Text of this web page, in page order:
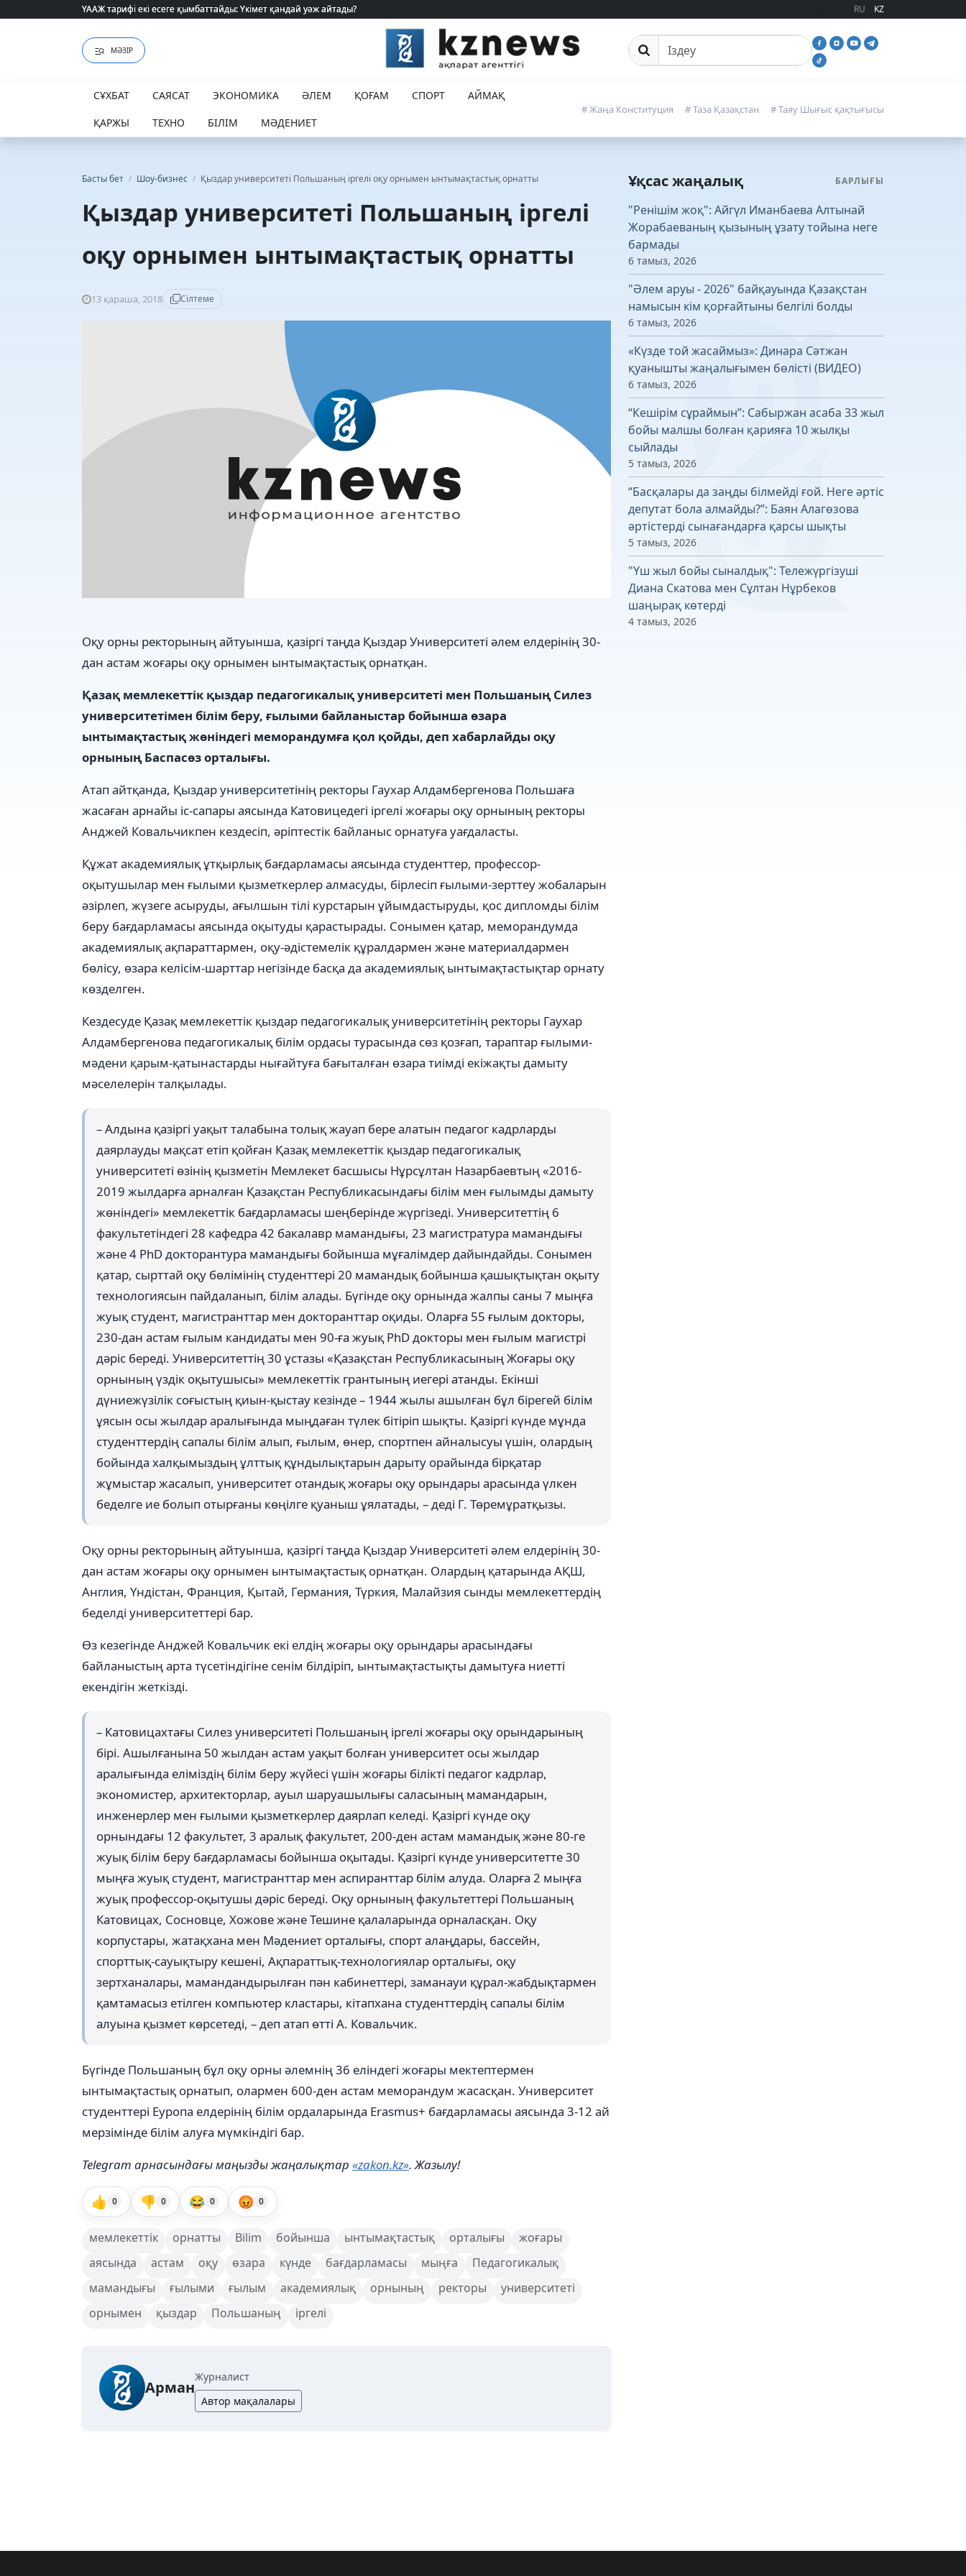
ҮААЖ тарифі екі есеге қымбаттайды: Үкімет қандай уәж айтады?
ҮААЖ тарифі екі есеге қымбаттайды: Үкімет қандай уәж айтады? RU KZ
МӘЗІР Сайттан іздеу
СҰХБАТ САЯСАТ ЭКОНОМИКА ӘЛЕМ ҚОҒАМ СПОРТ
АЙМАҚ
ҚАРЖЫ
ТЕХНО БІЛІМ МӘДЕНИЕТ
# Жаңа Конституция # Таза Қазақстан # Таяу Шығыс қақтығысы
Басты бет / Шоу-бизнес / Қыздар университеті Польшаның іргелі оқу орнымен ынтымақтастық орнатты
Қыздар университеті Польшаның іргелі
оқу орнымен ынтымақтастық орнатты
13 қараша, 2018 Сілтеме
Оқу орны ректорының айтуынша, қазіргі таңда Қыздар Университеті әлем елдерінің 30-
дан астам жоғары оқу орнымен ынтымақтастық орнатқан.
Қазақ мемлекеттік қыздар педагогикалық университеті мен Польшаның Силез
университетімен білім беру, ғылыми байланыстар бойынша өзара
ынтымақтастық жөніндегі меморандумға қол қойды, деп хабарлайды оқу
орнының Баспасөз орталығы.
Атап айтқанда, Қыздар университетінің ректоры Гаухар Алдамбергенова Польшаға
жасаған арнайы іс-сапары аясында Катовицедегі іргелі жоғары оқу орнының ректоры
Анджей Ковальчикпен кездесіп, әріптестік байланыс орнатуға уағдаласты.
Құжат академиялық ұтқырлық бағдарламасы аясында студенттер, профессор-
оқытушылар мен ғылыми қызметкерлер алмасуды, бірлесіп ғылыми-зерттеу жобаларын
әзірлеп, жүзеге асыруды, ағылшын тілі курстарын ұйымдастыруды, қос дипломды білім
беру бағдарламасы аясында оқытуды қарастырады. Сонымен қатар, меморандумда
академиялық ақпараттармен, оқу-әдістемелік құралдармен және материалдармен
бөлісу, өзара келісім-шарттар негізінде басқа да академиялық ынтымақтастықтар орнату
көзделген.
Кездесуде Қазақ мемлекеттік қыздар педагогикалық университетінің ректоры Гаухар
Алдамбергенова педагогикалық білім ордасы турасында сөз қозғап, тараптар ғылыми-
мәдени қарым-қатынастарды нығайтуға бағыталған өзара тиімді екіжақты дамыту
мәселелерін талқылады.
– Алдына қазіргі уақыт талабына толық жауап бере алатын педагог кадрларды
даярлауды мақсат етіп қойған Қазақ мемлекеттік қыздар педагогикалық
университеті өзінің қызметін Мемлекет басшысы Нұрсұлтан Назарбаевтың «2016-
2019 жылдарға арналған Қазақстан Республикасындағы білім мен ғылымды дамыту
жөніндегі» мемлекеттік бағдарламасы шеңберінде жүргізеді. Университеттің 6
факультетіндегі 28 кафедра 42 бакалавр мамандығы, 23 магистратура мамандығы
және 4 PhD докторантура мамандығы бойынша мұғалімдер дайындайды. Сонымен
қатар, сырттай оқу бөлімінің студенттері 20 мамандық бойынша қашықтықтан оқыту
технологиясын пайдаланып, білім алады. Бүгінде оқу орнында жалпы саны 7 мыңға
жуық студент, магистранттар мен докторанттар оқиды. Оларға 55 ғылым докторы,
230-дан астам ғылым кандидаты мен 90-ға жуық PhD докторы мен ғылым магистрі
дәріс береді. Университеттің 30 ұстазы «Қазақстан Республикасының Жоғары оқу
орнының үздік оқытушысы» мемлекеттік грантының иегері атанды. Екінші
дүниежүзілік соғыстың қиын-қыстау кезінде – 1944 жылы ашылған бұл бірегей білім
ұясын осы жылдар аралығында мыңдаған түлек бітіріп шықты. Қазіргі күнде мұнда
студенттердің сапалы білім алып, ғылым, өнер, спортпен айналысуы үшін, олардың
бойында халқымыздың ұлттық құндылықтарын дарыту орайында бірқатар
жұмыстар жасалып, университет отандық жоғары оқу орындары арасында үлкен
беделге ие болып отырғаны көңілге қуаныш ұялатады, – деді Г. Төремұратқызы.
Оқу орны ректорының айтуынша, қазіргі таңда Қыздар Университеті әлем елдерінің 30-
дан астам жоғары оқу орнымен ынтымақтастық орнатқан. Олардың қатарында АҚШ,
Англия, Үндістан, Франция, Қытай, Германия, Түркия, Малайзия сынды мемлекеттердің
беделді университеттері бар.
Өз кезегінде Анджей Ковальчик екі елдің жоғары оқу орындары арасындағы
байланыстың арта түсетіндігіне сенім білдіріп, ынтымақтастықты дамытуға ниетті
екендігін жеткізді.
– Катовицахтағы Силез университеті Польшаның іргелі жоғары оқу орындарының
бірі. Ашылғанына 50 жылдан астам уақыт болған университет осы жылдар
аралығында еліміздің білім беру жүйесі үшін жоғары білікті педагог кадрлар,
экономистер, архитекторлар, ауыл шаруашылығы саласының мамандарын,
инженерлер мен ғылыми қызметкерлер даярлап келеді. Қазіргі күнде оқу
орнындағы 12 факультет, 3 аралық факультет, 200-ден астам мамандық және 80-ге
жуық білім беру бағдарламасы бойынша оқытады. Қазіргі күнде университетте 30
мыңға жуық студент, магистранттар мен аспиранттар білім алуда. Оларға 2 мыңға
жуық профессор-оқытушы дәріс береді. Оқу орнының факультеттері Польшаның
Катовицах, Сосновце, Хожове және Тешине қалаларында орналасқан. Оқу
корпустары, жатақхана мен Мәдениет орталығы, спорт алаңдары, бассейн,
спорттық-сауықтыру кешені, Ақпараттық-технологиялар орталығы, оқу
зертханалары, мамандандырылған пән кабинеттері, заманауи құрал-жабдықтармен
қамтамасыз етілген компьютер кластары, кітапхана студенттердің сапалы білім
алуына қызмет көрсетеді, – деп атап өтті А. Ковальчик.
Бүгінде Польшаның бұл оқу орны әлемнің 36 еліндегі жоғары мектептермен
ынтымақтастық орнатып, олармен 600-ден астам меморандум жасасқан. Университет
студенттері Еуропа елдерінің білім ордаларында Erasmus+ бағдарламасы аясында 3-12 ай
мерзімінде білім алуға мүмкіндігі бар.
Telegram арнасындағы маңызды жаңалықтар «zakon.kz». Жазылу!
👍 0 👎 0 😂 0 😡 0
мемлекеттік орнатты Bilim бойынша ынтымақтастық орталығы
жоғары
аясында
астам оқу өзара күнде бағдарламасы мыңға
Педагогикалық
мамандығы
ғылыми ғылым академиялық орнының ректоры
университеті
орнымен
қыздар Польшаның іргелі
Арман
Журналист
Автор мақалалары
Ұқсас жаңалық БАРЛЫҒЫ
"Ренішім жоқ": Айгүл Иманбаева Алтынай
Жорабаеваның қызының ұзату тойына неге
бармады
6 тамыз, 2026
"Әлем аруы - 2026" байқауында Қазақстан
намысын кім қорғайтыны белгілі болды
6 тамыз, 2026
«Күзде той жасаймыз»: Динара Сәтжан
қуанышты жаңалығымен бөлісті (ВИДЕО)
6 тамыз, 2026
“Кешірім сұраймын”: Сабыржан асаба 33 жыл
бойы малшы болған қарияға 10 жылқы
сыйлады
5 тамыз, 2026
“Басқалары да заңды білмейді ғой. Неге әртіс
депутат бола алмайды?”: Баян Алагөзова
әртістерді сынағандарға қарсы шықты
5 тамыз, 2026
"Үш жыл бойы сыналдық": Тележүргізуші
Диана Скатова мен Сұлтан Нұрбеков
шаңырақ көтерді
4 тамыз, 2026